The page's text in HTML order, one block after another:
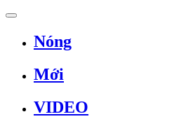
Nóng
Mới
VIDEO